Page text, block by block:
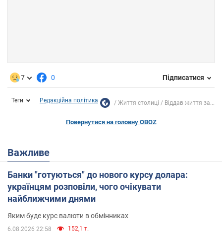
7 0 Підписатися
Теги Редакційна політика Життя столиці Віддав життя за...
Повернутися на головну OBOZ
Важливе
Банки "готуються" до нового курсу долара:
українцям розповіли, чого очікувати
найближчими днями
Яким буде курс валюти в обмінниках
6.08.2026 22:58 152,1 т.